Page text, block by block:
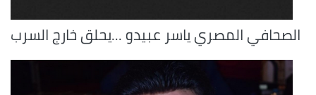
الصحافي المصري ياسر عبيدو ...يحلق خارج السرب